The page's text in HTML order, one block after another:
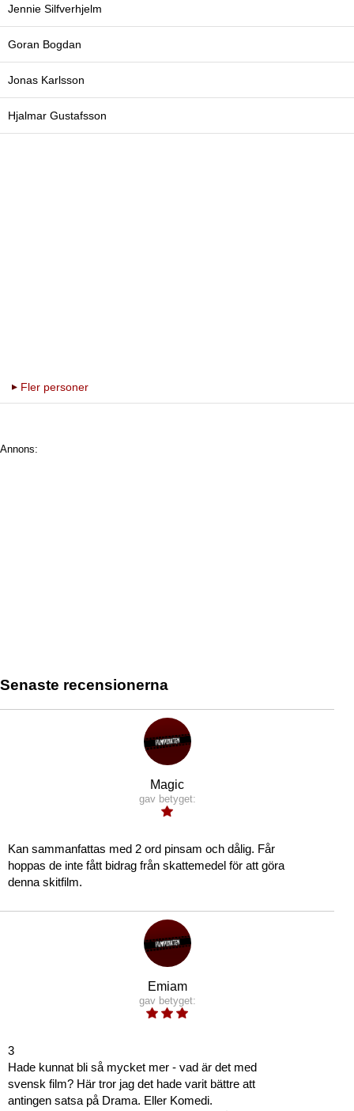
Jennie Silfverhjelm
Goran Bogdan
Jonas Karlsson
Hjalmar Gustafsson
Fler personer
Annons:
Senaste recensionerna
Magic
gav betyget:
Kan sammanfattas med 2 ord pinsam och dålig. Får
hoppas de inte fått bidrag från skattemedel för att göra
denna skitfilm.
Emiam
gav betyget:
3
Hade kunnat bli så mycket mer - vad är det med
svensk film? Här tror jag det hade varit bättre att
antingen satsa på Drama. Eller Komedi.